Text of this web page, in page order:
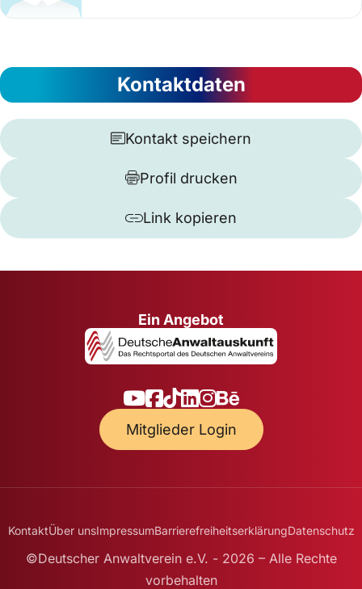
Kontaktdaten
Kontakt speichern
Profil drucken
Link kopieren
Ein Angebot
Mitglieder Login
KontaktÜber unsImpressumBarrierefreiheitserklärungDatenschutz
©Deutscher Anwaltverein e.V. - 2026 – Alle Rechte
vorbehalten